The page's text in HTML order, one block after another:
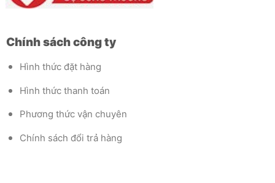
Chính sách công ty
Hình thức đặt hàng
Hình thức thanh toán
Phương thức vận chuyên
Chính sách đổi trả hàng